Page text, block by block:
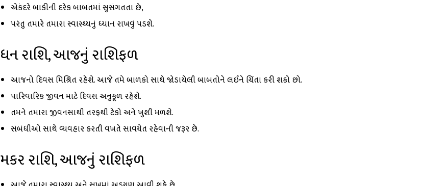
એકંદરે બાકીની દરેક બાબતમાં સુસંગતતા છે,
પરંતુ તમારે તમારા સ્વાસ્થ્યનું ધ્યાન રાખવું પડશે.
ધન રાશિ, આજનું રાશિફળ
આજનો દિવસ મિશ્રિત રહેશે. આજે તમે બાળકો સાથે જોડાયેલી બાબતોને લઈને ચિંતા કરી શકો છો.
પારિવારિક જીવન માટે દિવસ અનુકૂળ રહેશે.
તમને તમારા જીવનસાથી તરફથી ટેકો અને ખુશી મળશે.
સંબંધીઓ સાથે વ્યવહાર કરતી વખતે સાવચેત રહેવાની જરૂર છે.
મકર રાશિ, આજનું રાશિફળ